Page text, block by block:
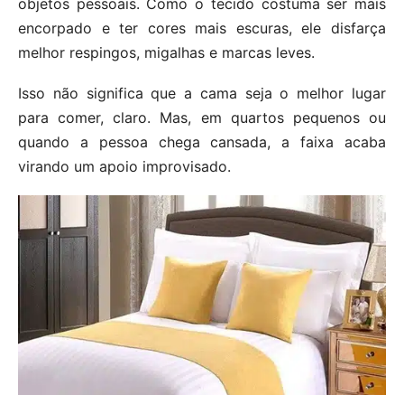
objetos pessoais. Como o tecido costuma ser mais
encorpado e ter cores mais escuras, ele disfarça
melhor respingos, migalhas e marcas leves.
Isso não significa que a cama seja o melhor lugar
para comer, claro. Mas, em quartos pequenos ou
quando a pessoa chega cansada, a faixa acaba
virando um apoio improvisado.